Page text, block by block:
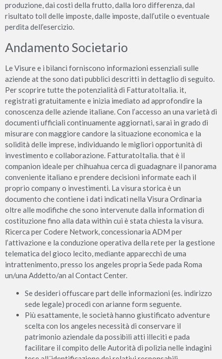
produzione, dai costi della frutto, dalla loro differenza, dal
risultato toll delle imposte, dalle imposte, dall’utile o eventuale
perdita dell’esercizio.
Andamento Societario
Le Visure e i bilanci forniscono informazioni essenziali sulle
aziende at the sono dati pubblici descritti in dettaglio di seguito.
Per scoprire tutte the potenzialità di FatturatoItalia. it,
registrati gratuitamente e inizia imediato ad approfondire la
conoscenza delle aziende italiane. Con l’accesso an una varietà di
documenti ufficiali continuamente aggiornati, sarai in grado di
misurare con maggiore candore la situazione economica e la
solidità delle imprese, individuando le migliori opportunità di
investimento e collaborazione. FatturatoItalia. that è il
companion ideale per chihuahua cerca di guadagnare il panorama
conveniente italiano e prendere decisioni informate each il
proprio company o investimenti. La visura storica è un
documento che contiene i dati indicati nella Visura Ordinaria
oltre alle modifiche che sono intervenute dalla information di
costituzione fino alla data within cui è stata chiesta la visura.
Ricerca per Codere Network, concessionaria ADM per
l’attivazione e la conduzione operativa della rete per la gestione
telematica del gioco lecito, mediante apparecchi de uma
intrattenimento, presso los angeles propria Sede pada Roma
un/una Addetto/an al Contact Center.
Se desideri offuscare part delle informazioni (es. indirizzo
sede legale) procedi con arianne form seguente.
Più esattamente, le società hanno giustificato adventure
scelta con los angeles necessità di conservare il
patrimonio aziendale da possibili atti illeciti e pada
facilitare il compito delle Autorità di polizia nelle indagini